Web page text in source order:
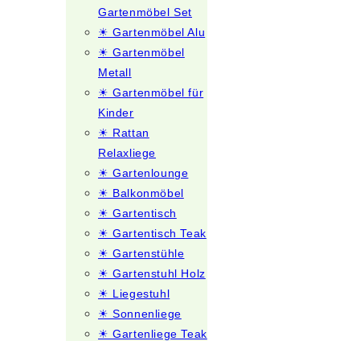
Gartenmöbel Set
☀ Gartenmöbel Alu
☀ Gartenmöbel
Metall
☀ Gartenmöbel für
Kinder
☀ Rattan
Relaxliege
☀ Gartenlounge
☀ Balkonmöbel
☀ Gartentisch
☀ Gartentisch Teak
☀ Gartenstühle
☀ Gartenstuhl Holz
☀ Liegestuhl
☀ Sonnenliege
☀ Gartenliege Teak